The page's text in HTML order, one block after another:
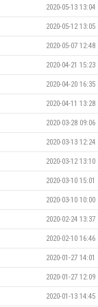
2020-05-13 13:04
2020-05-12 13:05
2020-05-07 12:48
2020-04-21 15:23
2020-04-20 16:35
2020-04-11 13:28
2020-03-28 09:06
2020-03-13 12:24
2020-03-12 13:10
2020-03-10 15:01
2020-03-10 10:00
2020-02-24 13:37
2020-02-10 16:46
2020-01-27 14:01
2020-01-27 12:09
2020-01-13 14:45